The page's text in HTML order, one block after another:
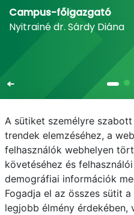
Campus-főigazgató
Nyitrainé dr. Sárdy Diána
E-mail Telefonkönyv
A sütiket személyre
trendek elemzéséhez, a
felhasználók webhelyen
követéséhez és
demográfiai információk
Fogadja el az összes sütit
legjobb élmény érdekében,